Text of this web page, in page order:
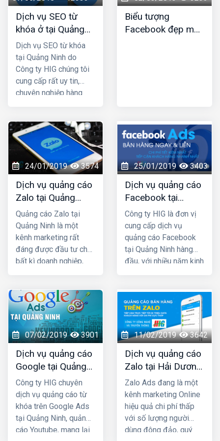
nhiều so với các
phương thức marketing
truyền thống. HIG là
công ty thiết kế web tại
Nam Định uy tín chuyên
nghiệp được nhiều
khách hàng lựa chọn,
hãy liên hệ ngay với
Dịch vụ SEO từ
khóa ở tại Quảng
Ninh
Dịch vụ SEO từ khóa
tại Quảng Ninh do
Công ty HIG chúng tôi
cung cấp rất uy tin,
chuyên nghiệp hàng
nhiều năm kinh nghiệm
trong lĩnh vực SEO top
Google và đã mang lại
thành công cho rất
nhiều khách hàng trên
khắp Việt Nam.
Biểu tượng
Facebook đẹp mới
24/01/2019 3574
Dịch vụ quảng cáo
Zalo tại Quảng
Ninh uy tín và giá
rẻ nhất
Quảng cáo Zalo tại
Quảng Ninh là một
kênh marketing rất
đáng được đầu tư cho
bất kì doanh nghiệp,
dành cho giới trẻ. Bởi lẽ
100% người dùng Zalo
đều là người thật cùng
với hơn 80+ triệu người
dùng thường xuyên, vì
vậy một khi mẫu quảng
cáo của bạn xuất hiện
là chắc chắn sẽ được
tiếp cận với những
khách hàng có nhu cầu
mua bán thật, đúng với
nhu cầu sử dụng sản
25/01/2019 3403
Dịch vụ quảng cáo
Facebook tại
Quảng Ninh giá rẻ,
uy tín nhất
Công ty HIG là đơn vị
cung cấp dịch vụ
quảng cáo Facebook
tại Quảng Ninh hàng
đầu, với nhiều năm kinh
khách hàng lớn nhỏ ở
Quảng Ninh và toàn
quốc Việt Nam, chúng
tôi chắc chắn sẽ giúp
quý khách phát triển
kinh doanh nhanh
chóng.
07/02/2019 3901
Dịch vụ quảng cáo
Google tại Quảng
Ninh giá rẻ
Công ty HIG chuyên
dịch vụ quảng cáo từ
khóa trên Google Ads
tại Quảng Ninh, quảng
cáo Youtube, mang lại
11/02/2019 3642
Dịch vụ quảng cáo
Zalo tại Hải Dương
giá rẻ, uy tín nhất
Zalo Ads đang là một
kênh marketing Online
hiệu quả chi phí thấp
với số lượng người
dùng đông đảo, quý